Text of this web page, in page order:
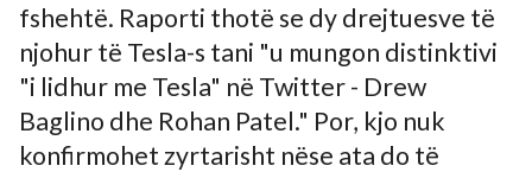
fshehtë. Raporti thotë se dy drejtuesve të
njohur të Tesla-s tani "u mungon distinktivi
"i lidhur me Tesla" në Twitter - Drew
Baglino dhe Rohan Patel." Por, kjo nuk
konfirmohet zyrtarisht nëse ata do të